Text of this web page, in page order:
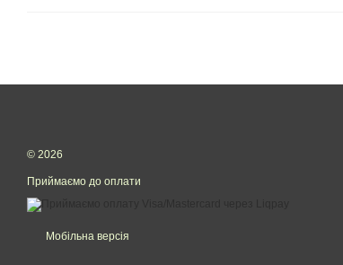
© 2026
Приймаємо до оплати
Мобільна версія